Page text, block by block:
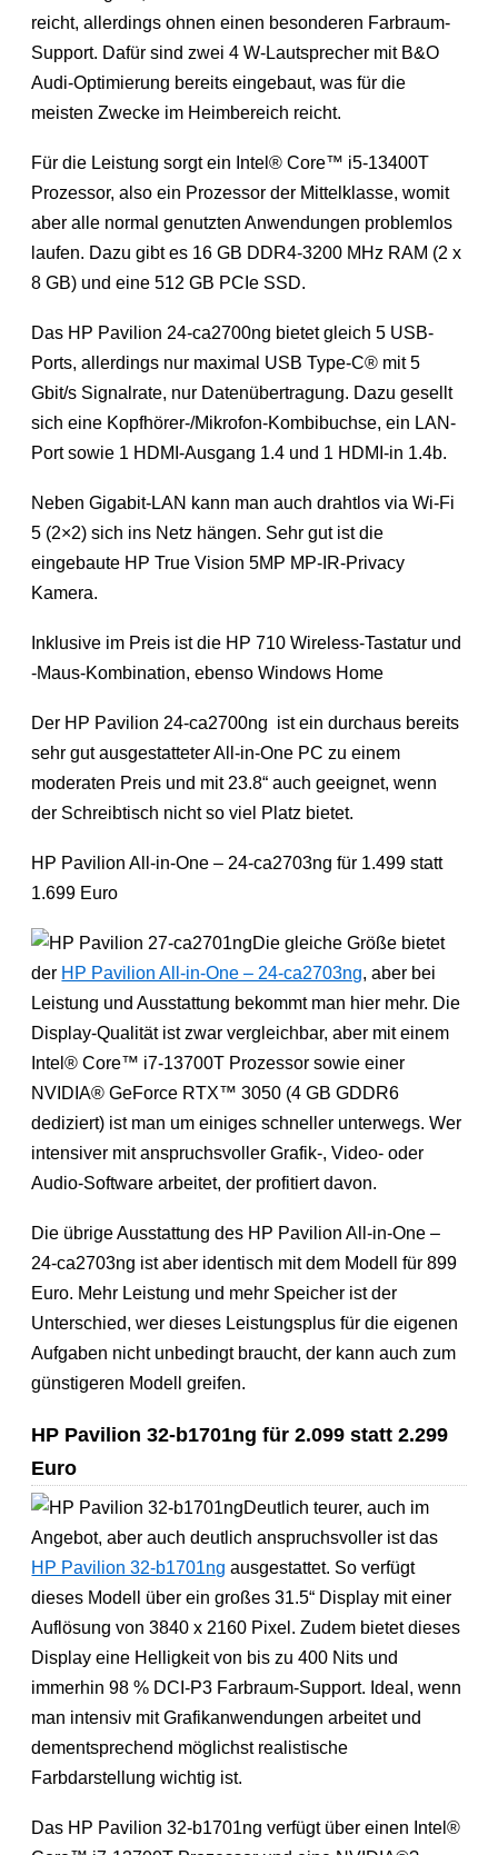
reicht, allerdings ohnen einen besonderen Farbraum-
Support. Dafür sind zwei 4 W-Lautsprecher mit B&O
Audi-Optimierung bereits eingebaut, was für die
meisten Zwecke im Heimbereich reicht.
Für die Leistung sorgt ein Intel® Core™ i5-13400T
Prozessor, also ein Prozessor der Mittelklasse, womit
aber alle normal genutzten Anwendungen problemlos
laufen. Dazu gibt es 16 GB DDR4-3200 MHz RAM (2 x
8 GB) und eine 512 GB PCIe SSD.
Das HP Pavilion 24-ca2700ng bietet gleich 5 USB-
Ports, allerdings nur maximal USB Type-C® mit 5
Gbit/s Signalrate, nur Datenübertragung. Dazu gesellt
sich eine Kopfhörer-/Mikrofon-Kombibuchse, ein LAN-
Port sowie 1 HDMI-Ausgang 1.4 und 1 HDMI-in 1.4b.
Neben Gigabit-LAN kann man auch drahtlos via Wi-Fi
5 (2×2) sich ins Netz hängen. Sehr gut ist die
eingebaute HP True Vision 5MP MP-IR-Privacy
Kamera.
Inklusive im Preis ist die HP 710 Wireless-Tastatur und
-Maus-Kombination, ebenso Windows Home
Der HP Pavilion 24-ca2700ng ist ein durchaus bereits
sehr gut ausgestatteter All-in-One PC zu einem
moderaten Preis und mit 23.8“ auch geeignet, wenn
der Schreibtisch nicht so viel Platz bietet.
HP Pavilion All-in-One – 24-ca2703ng für 1.499 statt
1.699 Euro
Die gleiche Größe bietet
der HP Pavilion All-in-One – 24-ca2703ng, aber bei
Leistung und Ausstattung bekommt man hier mehr. Die
Display-Qualität ist zwar vergleichbar, aber mit einem
Intel® Core™ i7-13700T Prozessor sowie einer
NVIDIA® GeForce RTX™ 3050 (4 GB GDDR6
dediziert) ist man um einiges schneller unterwegs. Wer
intensiver mit anspruchsvoller Grafik-, Video- oder
Audio-Software arbeitet, der profitiert davon.
Die übrige Ausstattung des HP Pavilion All-in-One –
24-ca2703ng ist aber identisch mit dem Modell für 899
Euro. Mehr Leistung und mehr Speicher ist der
Unterschied, wer dieses Leistungsplus für die eigenen
Aufgaben nicht unbedingt braucht, der kann auch zum
günstigeren Modell greifen.
HP Pavilion 32-b1701ng für 2.099 statt 2.299
Euro
Deutlich teurer, auch im
Angebot, aber auch deutlich anspruchsvoller ist das
HP Pavilion 32-b1701ng ausgestattet. So verfügt
dieses Modell über ein großes 31.5“ Display mit einer
Auflösung von 3840 x 2160 Pixel. Zudem bietet dieses
Display eine Helligkeit von bis zu 400 Nits und
immerhin 98 % DCI-P3 Farbraum-Support. Ideal, wenn
man intensiv mit Grafikanwendungen arbeitet und
dementsprechend möglichst realistische
Farbdarstellung wichtig ist.
Das HP Pavilion 32-b1701ng verfügt über einen Intel®